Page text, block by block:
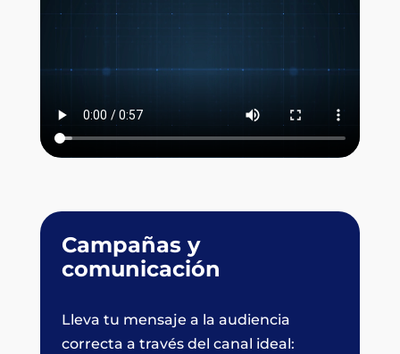
Campañas y
comunicación
Lleva tu mensaje a la audiencia
correcta a través del canal ideal: